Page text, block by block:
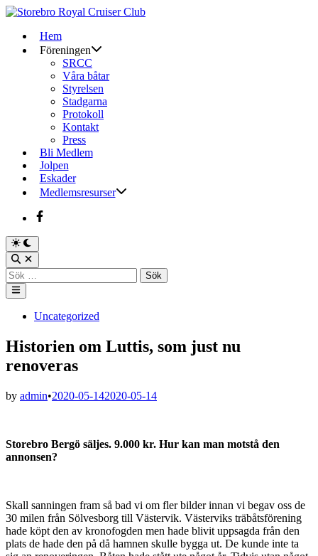
Skip
content
Hem
Föreningen
SRCC
Våra båtar
Styrelsen
Stadgarna
Protokoll
Kontakt
Press
Bli Medlem
Jolpen
Eskader
Medlemsresurser
Facebook
Switch
to
dark
mode
Open
Search
Sök
efter:
Main
Menu
PostedUncategorized
Historien om Luttis, som just nu
renoveras
by admin•2020-05-142020-05-14
Storebro Bergö säljes. 9.000 kr. Hur kan man motstå den
annonsen?
Skall sanningen fram så bad vi om fler bilder innan vi begav oss de
30 milen från Sölvesborg till Västervik. Västerviks träbåtsförening
hade köpt den av kronofogden men hade blivit uppsagda från den
plats de hade den på då hamnen skulle bygga ut. De kunde inte ta